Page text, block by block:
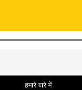
हमारे बारे में